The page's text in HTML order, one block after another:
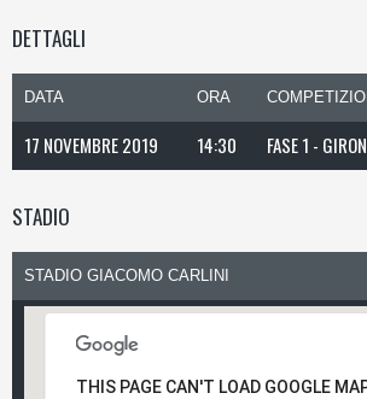
DETTAGLI
DATA ORA
17 NOVEMBRE 2019 14:30 FASE 1 -
STADIO
STADIO GIACOMO CARLINI
THIS PAGE CAN'T LOAD GOOGLE